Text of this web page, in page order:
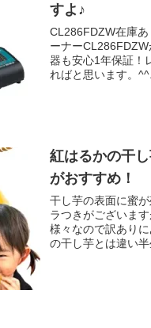
すよ♪
CL286FDZW在庫
ーナー
器も安心1年保証！
ればと思います。
紅はるかの干
がおすすめ！
干し芋の表面に蜜
ラつきがございま
様々なので訳あり
の干し芋とは違い